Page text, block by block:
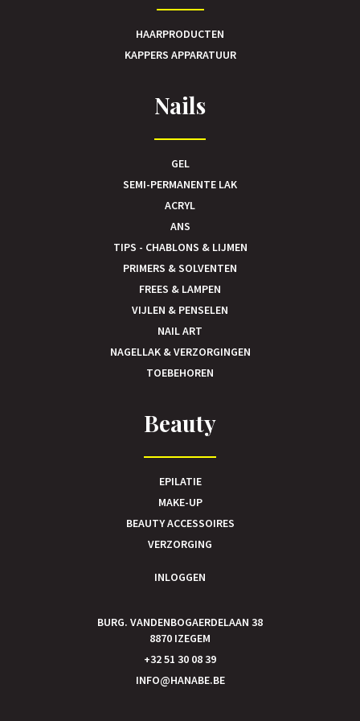
HAARPRODUCTEN
KAPPERS APPARATUUR
Nails
GEL
SEMI-PERMANENTE LAK
ACRYL
ANS
TIPS - CHABLONS & LIJMEN
PRIMERS & SOLVENTEN
FREES & LAMPEN
VIJLEN & PENSELEN
NAIL ART
NAGELLAK & VERZORGINGEN
TOEBEHOREN
Beauty
EPILATIE
MAKE-UP
BEAUTY ACCESSOIRES
VERZORGING
INLOGGEN
BURG. VANDENBOGAERDELAAN 38
8870 IZEGEM
+32 51 30 08 39
INFO@HANABE.BE